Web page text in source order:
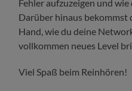
Fehler aufzuzeigen und wie
Darüber hinaus bekommst
Hand, wie du deine
vollkommen neues Level
Viel Spaß beim Reinhören!